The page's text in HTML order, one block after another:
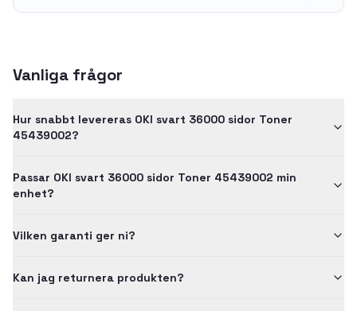
Vanliga frågor
Hur snabbt levereras OKI svart 36000 sidor Toner
45439002?
Passar OKI svart 36000 sidor Toner 45439002 min
enhet?
Vilken garanti ger ni?
Kan jag returnera produkten?